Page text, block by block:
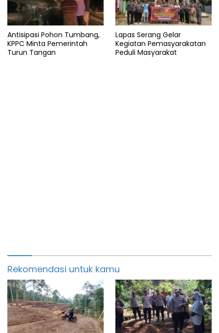
Antisipasi Pohon Tumbang,
KPPC Minta Pemerintah
Turun Tangan
Lapas Serang Gelar
Kegiatan Pemasyarakatan
Peduli Masyarakat
Rekomendasi untuk kamu